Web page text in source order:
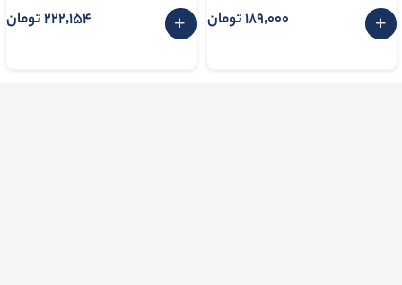
189٬000 تومان 222٬154 تومان